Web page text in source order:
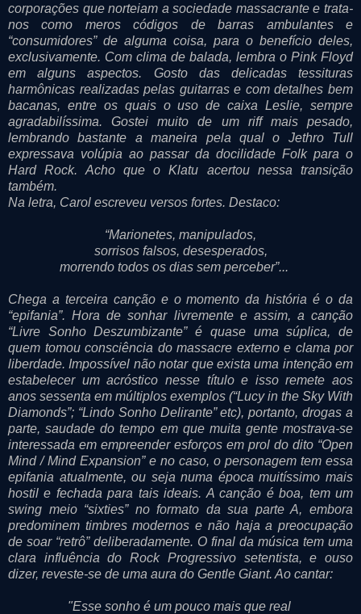
corporações que norteiam a sociedade massacrante e trata-
nos como meros códigos de barras ambulantes e
“consumidores” de alguma coisa, para o benefício deles,
exclusivamente. Com clima de balada, lembra o Pink Floyd
em alguns aspectos. Gosto das delicadas tessituras
harmônicas realizadas pelas guitarras e com detalhes bem
bacanas, entre os quais o uso de caixa Leslie, sempre
agradabilíssima. Gostei muito de um riff mais pesado,
lembrando bastante a maneira pela qual o Jethro Tull
expressava volúpia ao passar da docilidade Folk para o
Hard Rock. Acho que o Klatu acertou nessa transição
também.
Na letra, Carol escreveu versos fortes. Destaco:
“Marionetes, manipulados,
sorrisos falsos, desesperados,
morrendo todos os dias sem perceber”...
Chega a terceira canção e o momento da história é o da
“epifania”. Hora de sonhar livremente e assim, a canção
“Livre Sonho Deszumbizante” é quase uma súplica, de
quem tomou consciência do massacre externo e clama por
liberdade. Impossível não notar que exista uma intenção em
estabelecer um acróstico nesse título e isso remete aos
anos sessenta em múltiplos exemplos (“Lucy in the Sky With
Diamonds”; “Lindo Sonho Delirante” etc), portanto, drogas a
parte, saudade do tempo em que muita gente mostrava-se
interessada em empreender esforços em prol do dito “Open
Mind / Mind Expansion” e no caso, o personagem tem essa
epifania atualmente, ou seja numa época muitíssimo mais
hostil e fechada para tais ideais. A canção é boa, tem um
swing meio “sixties” no formato da sua parte A, embora
predominem timbres modernos e não haja a preocupação
de soar “retrô” deliberadamente. O final da música tem uma
clara influência do Rock Progressivo setentista, e ouso
dizer, reveste-se de uma aura do Gentle Giant. Ao cantar:
"Esse sonho é um pouco mais que real